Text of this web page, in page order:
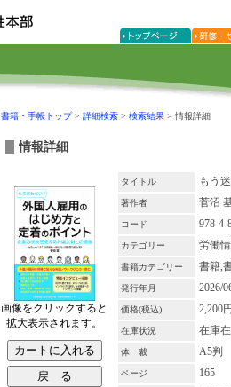
書籍・手帳トップ> 詳細検索 > 検索結果 > 情報詳細
情報詳細
画像をクリックすると
拡大表示されます。
タイトル もう
著作者 菅沼
コード 978-4-
カテゴリー 労働
書籍カテゴリー 書籍,
発行年月 2026/
価格(税込) 2,200
在庫状況 在庫在
体 裁 A5判
ページ 165